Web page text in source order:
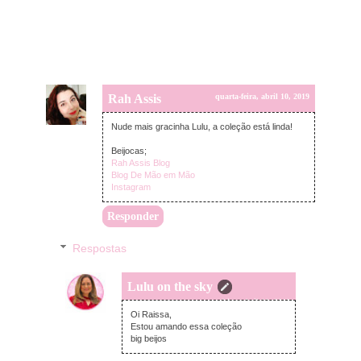
Rah Assis quarta-feira, abril 10, 2019
Nude mais gracinha Lulu, a coleção está linda!
Beijocas;
Rah Assis Blog
Blog De Mão em Mão
Instagram
Responder
Respostas
Lulu on the sky
quarta-feira, abril 10, 2019
Oi Raissa,
Estou amando essa coleção
big beijos